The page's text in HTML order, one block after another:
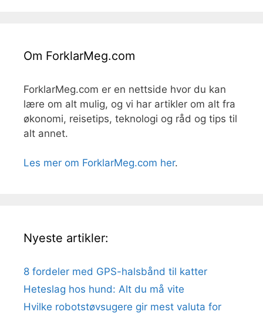
Om ForklarMeg.com
ForklarMeg.com er en nettside hvor du kan
lære om alt mulig, og vi har artikler om alt fra
økonomi, reisetips, teknologi og råd og tips til
alt annet.
Les mer om ForklarMeg.com her.
Nyeste artikler:
8 fordeler med GPS-halsbånd til katter
Heteslag hos hund: Alt du må vite
Hvilke robotstøvsugere gir mest valuta for